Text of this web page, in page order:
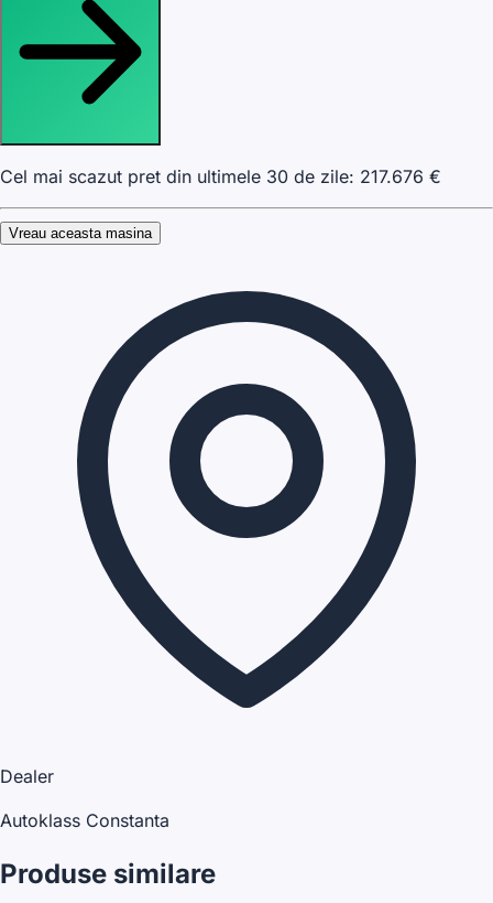
Cel mai scazut pret din ultimele 30 de zile: 217.676 €
Vreau aceasta masina
Dealer
Autoklass Constanta
Produse similare